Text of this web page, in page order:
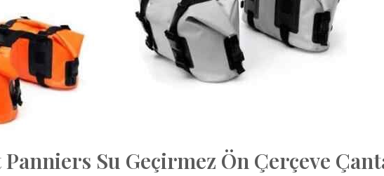
Su Geçirmez Ön Çerçeve